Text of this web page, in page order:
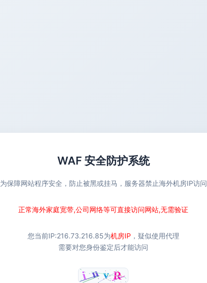
WAF 安全防护系统
为保障网站程序安全，防止被黑或挂马，服务器禁止海外机房IP访问
正常海外家庭宽带,公司网络等可直接访问网站,无需验证
您当前IP:216.73.216.85为机房IP ，疑似使用代理
需要对您身份鉴定后才能访问